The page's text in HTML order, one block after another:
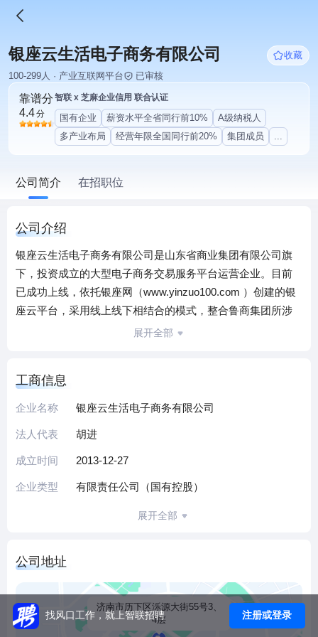
银座云生活电子商务有限公司
收藏
100-299人 · 产业互联网平台
已审核
靠谱分
4.4分
智联 x 芝麻企业信用 联合认证
国有企业 薪资水平全省同行前10%
A级纳税人
多产业布局
经营年限全国同行前20% 集团成员 ...
公司简介 在招职位
公司介绍
银座云生活电子商务有限公司是山东省商业集团有限公司旗
下，投资成立的大型电子商务交易服务平台运营企业。目前
已成功上线，依托银座网（www.yinzuo100.com ）创建的银
座云平台，采用线上线下相结合的模式，整合鲁商集团所涉
及电子商务相关业务资源（银座百货、超市、购物中心、家
业产业集群，搭建“网上城市综合体”平台，构建了新一代消费
者购物、休闲、娱乐等消费服务首选平台。
展开全部
工商信息
企业名称 银座云生活电子商务有限公司
法人代表 胡进
成立时间 2013-12-27
企业类型 有限责任公司（国有控股）
展开全部
公司地址
济南市历下区泺源大街55号3、
4层
找风口工作，就上智联招聘 注册或登录